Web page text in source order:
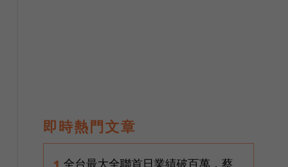
即時熱門文章
全台最大全聯首日業績破百萬，蔡